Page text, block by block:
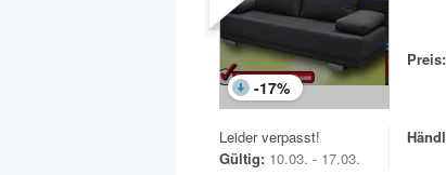
-17%
Preis:
Leider verpasst!
Gültig: 10.03. - 17.03.